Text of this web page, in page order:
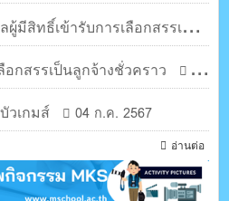
มีสิทธิ์เข้ารับการเลือกสรรเป็น
ก.ค. 2567
กสรรเป็นลูกจ้างชั่วคราว
17
วเกมส์ 04 ก.ค. 2567
อ่านต่อ